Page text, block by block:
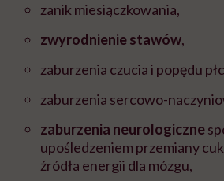
zanik miesiączkowania,
zwyrodnienie stawów,
zaburzenia czucia i popędu
zaburzenia sercowo-
zaburzenia neurologiczne
upośledzeniem przemiany
źródła energii dla mózgu,